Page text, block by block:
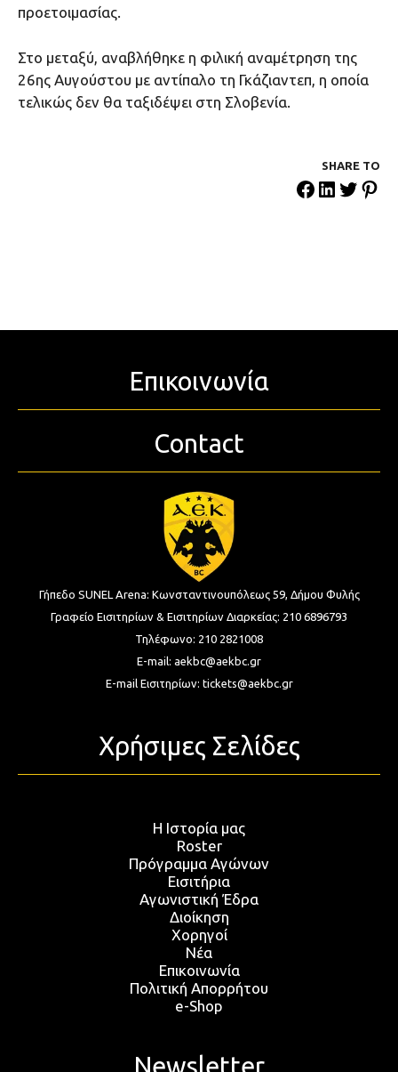
προετοιμασίας.
Στο μεταξύ, αναβλήθηκε η φιλική αναμέτρηση της
26ης Αυγούστου με αντίπαλο τη Γκάζιαντεπ, η οποία
τελικώς δεν θα ταξιδέψει στη Σλοβενία.
SHARE ΤΟ
Επικοινωνία
Contact
Γήπεδο SUNEL Arena: Κωνσταντινουπόλεως 59, Δήμου Φυλής
Γραφείο Εισιτηρίων & Εισιτηρίων Διαρκείας: 210 6896793
Τηλέφωνο: 210 2821008
E-mail: aekbc@aekbc.gr
E-mail Εισιτηρίων: tickets@aekbc.gr
Χρήσιμες Σελίδες
Η Ιστορία μας
Roster
Πρόγραμμα Αγώνων
Εισιτήρια
Αγωνιστική Έδρα
Διοίκηση
Χορηγοί
Νέα
Επικοινωνία
Πολιτική Απορρήτου
e-Shop
Newsletter